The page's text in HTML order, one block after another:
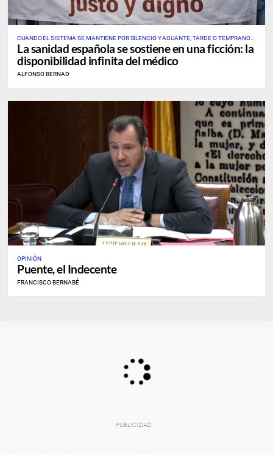
CUANDO EL SISTEMA SE MANTIENE POR SILENCIO Y AGUANTE, TARDE O TEMPRANO
ROMPE POR EL ESLABÓN CRÍTICO
La sanidad española se sostiene en una ficción: la
disponibilidad infinita del médico
ALFONSO BERNAD
OPINIÓN
Puente, el Indecente
FRANCISCO BERNABÉ